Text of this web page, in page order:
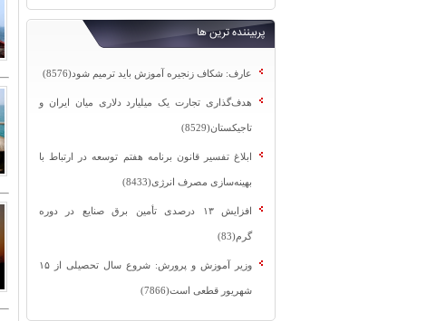
پربیننده ترین ها
عارف: شکاف زنجیره آموزش باید ترمیم شود(8576)
هدف‌گذاری تجارت یک میلیارد دلاری میان ایران و
تاجیکستان(8529)
ابلاغ تفسیر قانون برنامه هفتم توسعه در ارتباط با
بهینه‌سازی مصرف انرژی(8433)
افزایش ۱۳ درصدی تأمین برق صنایع در دوره
گرم(83)
وزیر آموزش و پرورش: شروع سال تحصیلی از ۱۵
شهریور قطعی است(7866)